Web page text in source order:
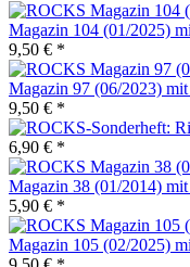
Magazin 104 (01/2025)
9,50 € *
Magazin 97 (06/2023)
9,50 € *
6,90 € *
Magazin 38 (01/2014)
5,90 € *
Magazin 105 (02/2025)